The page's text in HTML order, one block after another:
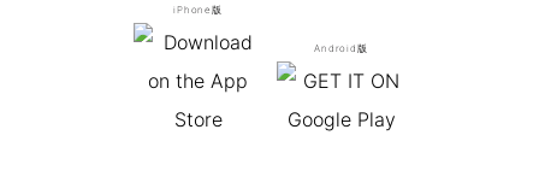
iPhone版
Android版